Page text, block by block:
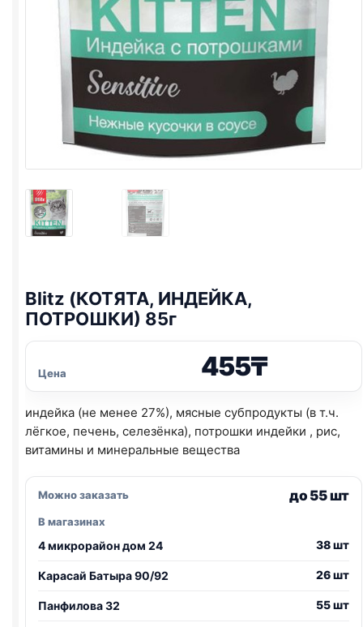
Blitz (КОТЯТА, ИНДЕЙКА,
ПОТРОШКИ) 85г
Цена 455₸
индейка (не менее 27%), мясные субпродукты (в т.ч.
лёгкое, печень, селезёнка), потрошки индейки , рис,
витамины и минеральные вещества
Можно заказать до 55 шт
В магазинах
4 микрорайон дом 24 38 шт
Карасай Батыра 90/92 26 шт
Панфилова 32 55 шт